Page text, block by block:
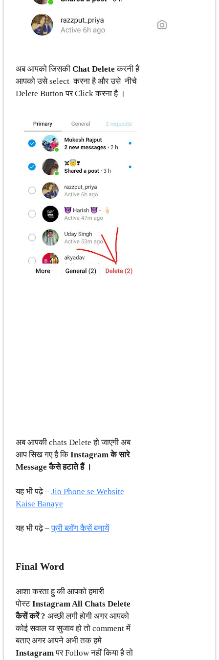
अब आपको जिसकी Chat Delete करनी है
आपको उसे select करना है और उसे नीचे
Delete Button पर Click करना है ।
अब आपकी chats Delete हो जाएगी अब
आप सिख गए है कि Instagram के सारे
Message कैसे हटाते हैं ।
यह भी पढ़े – Jio Phone se Website
Kaise Banaye
यह भी पढ़े –फ्री ब्लॉग कैसें बनायें
Final Word
आशा करता हु की आपको हमारी
पोस्ट Instagram All Chats Delete
कैसें करें ? अच्छी लगी होगी अगर आपको
कोई सवाल या सुजाव हो तो comment में
बताए अगर आपने अभी तक हमे
Instagramपर Follow नहीं किया है तो